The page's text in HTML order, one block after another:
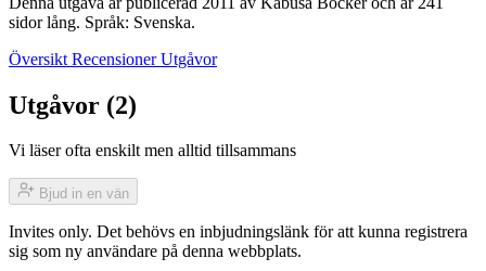
sidor lång. Språk: Svenska.
Översikt RecensionerUtgåvor
Utgåvor (2)
Vi läser ofta enskilt men alltid tillsammans
Bjud in en vän
Invites only. Det behövs en inbjudningslänk för att kunna registrera
sig som ny användare på denna webbplats.